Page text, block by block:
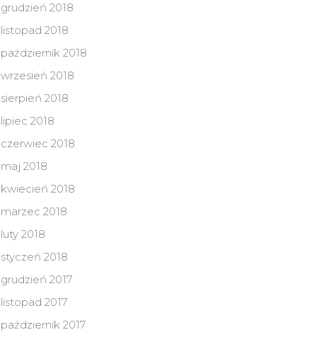
grudzień 2018
listopad 2018
październik 2018
wrzesień 2018
sierpień 2018
lipiec 2018
czerwiec 2018
maj 2018
kwiecień 2018
marzec 2018
luty 2018
styczeń 2018
grudzień 2017
listopad 2017
październik 2017